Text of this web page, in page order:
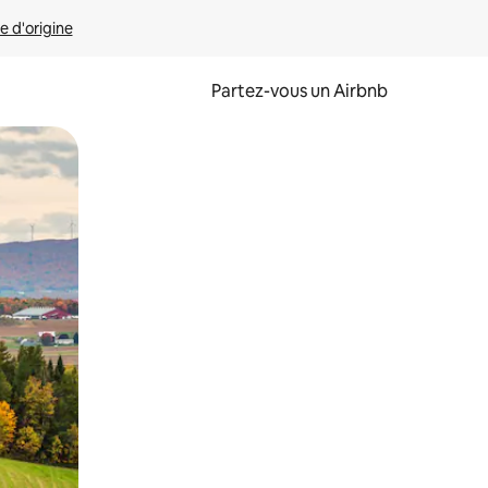
d'origine
Partez-vous un Airbnb
en les faisant glisser.